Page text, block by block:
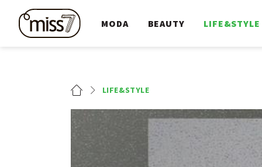
MODA BEAUTY LIFE&STYLE
LIFE&STYLE